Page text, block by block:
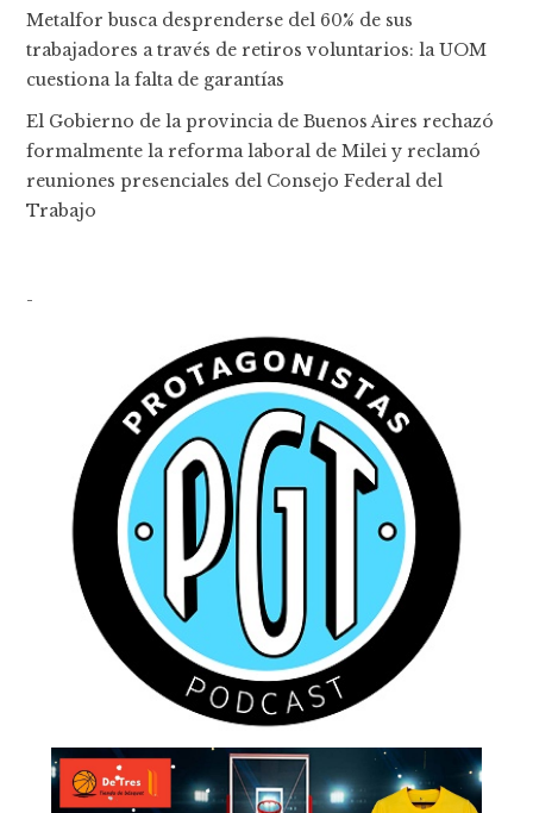
Metalfor busca desprenderse del 60% de sus
trabajadores a través de retiros voluntarios: la UOM
cuestiona la falta de garantías
El Gobierno de la provincia de Buenos Aires rechazó
formalmente la reforma laboral de Milei y reclamó
reuniones presenciales del Consejo Federal del
Trabajo
-